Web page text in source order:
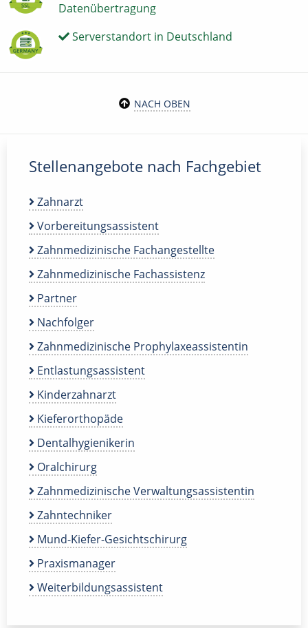
Datenübertragung
Serverstandort in Deutschland
NACH OBEN
Stellenangebote nach Fachgebiet
Zahnarzt
Vorbereitungsassistent
Zahnmedizinische Fachangestellte
Zahnmedizinische Fachassistenz
Partner
Nachfolger
Zahnmedizinische Prophylaxeassistentin
Entlastungsassistent
Kinderzahnarzt
Kieferorthopäde
Dentalhygienikerin
Oralchirurg
Zahnmedizinische Verwaltungsassistentin
Zahntechniker
Mund-Kiefer-Gesichtschirurg
Praxismanager
Weiterbildungsassistent